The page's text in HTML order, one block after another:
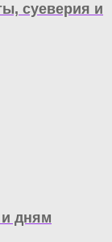
суеверия и
дням